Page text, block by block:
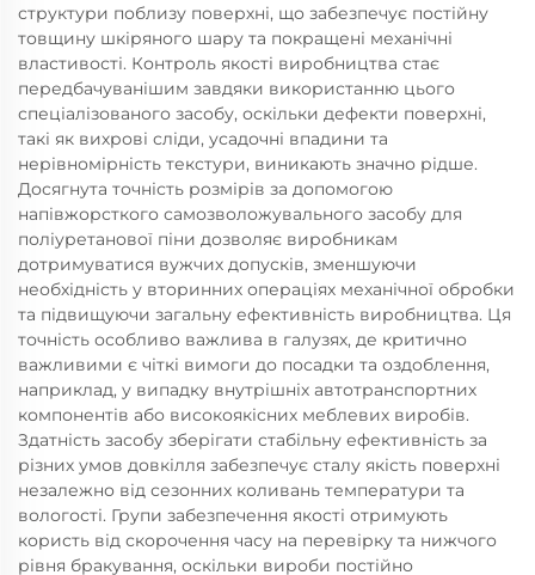
структури поблизу поверхні, що забезпечує постійну
товщину шкіряного шару та покращені механічні
властивості. Контроль якості виробництва стає
передбачуванішим завдяки використанню цього
спеціалізованого засобу, оскільки дефекти поверхні,
такі як вихрові сліди, усадочні впадини та
нерівномірність текстури, виникають значно рідше.
Досягнута точність розмірів за допомогою
напівжорсткого самозволожувального засобу для
поліуретанової піни дозволяє виробникам
дотримуватися вужчих допусків, зменшуючи
необхідність у вторинних операціях механічної обробки
та підвищуючи загальну ефективність виробництва. Ця
точність особливо важлива в галузях, де критично
важливими є чіткі вимоги до посадки та оздоблення,
наприклад, у випадку внутрішніх автотранспортних
компонентів або високоякісних меблевих виробів.
Здатність засобу зберігати стабільну ефективність за
різних умов довкілля забезпечує сталу якість поверхні
незалежно від сезонних коливань температури та
вологості. Групи забезпечення якості отримують
користь від скорочення часу на перевірку та нижчого
рівня бракування, оскільки вироби постійно